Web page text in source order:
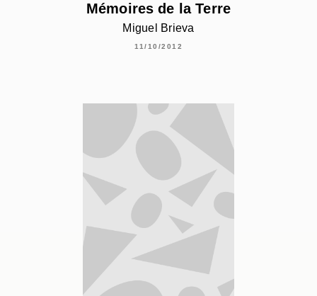
Mémoires de la Terre
Miguel Brieva
11/10/2012